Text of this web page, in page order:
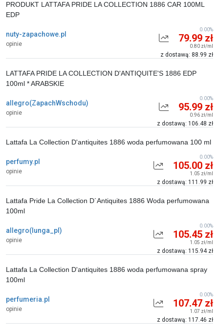
nuty-zapachowe.pl
opinie
PRODUKT LATTAFA PRIDE LA COLLECTION 1886 CAR 100ML
EDP
79.99 zł
0.80 zł/ml
z dostawą: 88.99 zł
0.00%
allegro(ZapachWschodu)
opinie
LATTAFA PRIDE LA COLLECTION D'ANTIQUITE'S 1886 EDP
100ml * ARABSKIE
95.99 zł
0.96 zł/ml
z dostawą: 106.48 zł
0.00%
perfumy.pl
opinie
Lattafa La Collection D'antiquites 1886 woda perfumowana 100 ml
105.00 zł
1.05 zł/ml
z dostawą: 111.99 zł
0.00%
allegro(lunga_pl)
opinie
Lattafa Pride La Collection D´Antiquites 1886 Woda perfumowana
100ml
105.45 zł
1.05 zł/ml
z dostawą: 115.94 zł
0.00%
perfumeria.pl
opinie
Lattafa La Collection D'antiquites 1886 woda perfumowana spray
100ml
107.47 zł
1.07 zł/ml
z dostawą: 117.46 zł
0.00%